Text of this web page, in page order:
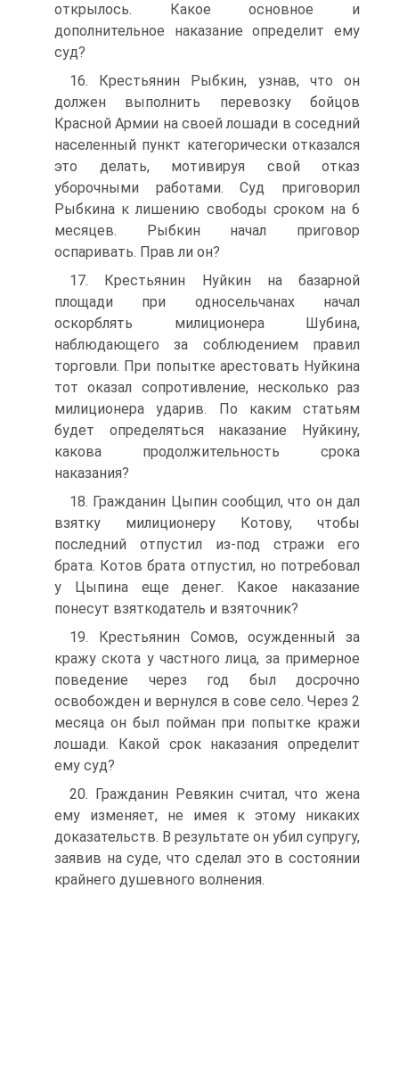
открылось. Какое основное и
дополнительное наказание определит ему
суд?
16. Крестьянин Рыбкин, узнав, что он
должен выполнить перевозку бойцов
Красной Армии на своей лошади в соседний
населенный пункт категорически отказался
это делать, мотивируя свой отказ
уборочными работами. Суд приговорил
Рыбкина к лишению свободы сроком на 6
месяцев. Рыбкин начал приговор
оспаривать. Прав ли он?
17. Крестьянин Нуйкин на базарной
площади при односельчанах начал
оскорблять милиционера Шубина,
наблюдающего за соблюдением правил
торговли. При попытке арестовать Нуйкина
тот оказал сопротивление, несколько раз
милиционера ударив. По каким статьям
будет определяться наказание Нуйкину,
какова продолжительность срока
наказания?
18. Гражданин Цыпин сообщил, что он дал
взятку милиционеру Котову, чтобы
последний отпустил из-под стражи его
брата. Котов брата отпустил, но потребовал
у Цыпина еще денег. Какое наказание
понесут взяткодатель и взяточник?
19. Крестьянин Сомов, осужденный за
кражу скота у частного лица, за примерное
поведение через год был досрочно
освобожден и вернулся в сове село. Через 2
месяца он был пойман при попытке кражи
лошади. Какой срок наказания определит
ему суд?
20. Гражданин Ревякин считал, что жена
ему изменяет, не имея к этому никаких
доказательств. В результате он убил супругу,
заявив на суде, что сделал это в состоянии
крайнего душевного волнения.